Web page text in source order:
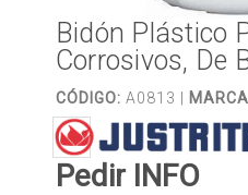
Bidón Plástico
Corrosivos, De
CÓDIGO: A0813 |
Pedir INFO